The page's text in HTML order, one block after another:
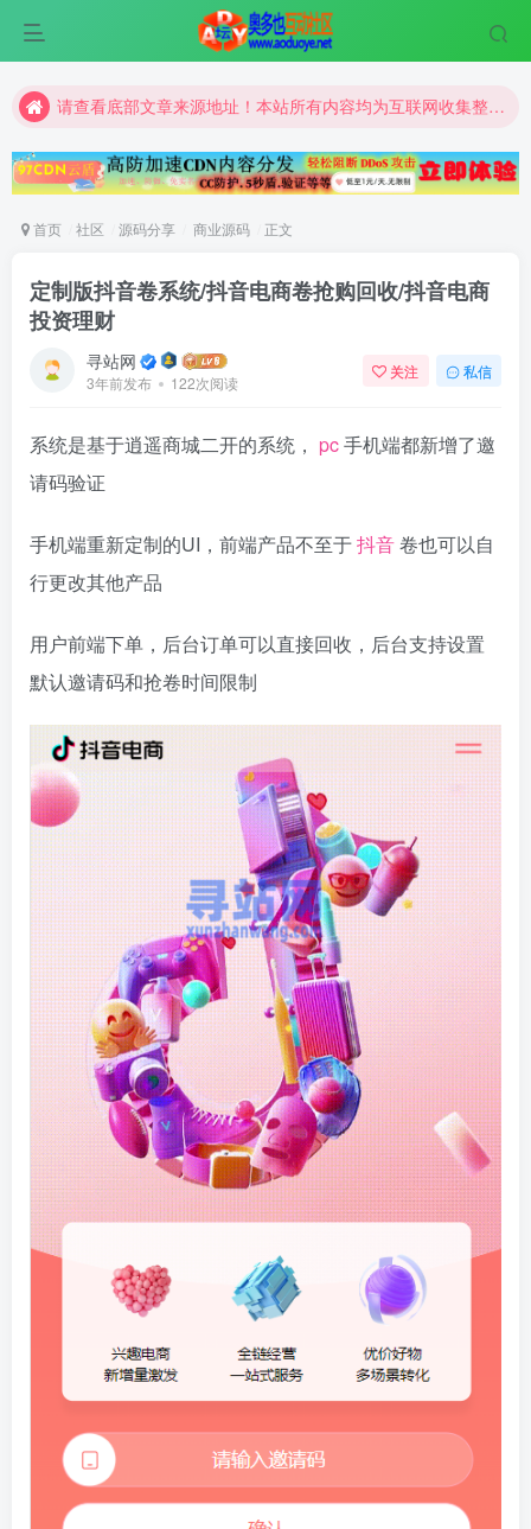
请查看底部文章来源地址！本站所有内容均为互联网收集整理和网友上传。仅限于学习研究，切勿用于商业用途。
请查看底部文章来源地址！本站所有内容均为互联网收集整理和网友上传。仅限于学习研究，切勿用于商业用途。
请查看底部文章来源地址！本站所有内容均为互联网收集整理和网友上传。仅限于学习研究，切勿用于商业用途。
首页 社区 源码分享 商业源码 正文
定制版抖音卷系统/抖音电商卷抢购回收/抖音电商
投资理财
寻站网
3年前发布 122次阅读
关注 私信
系统是基于逍遥商城二开的系统， pc手机端都新增了邀
请码验证
手机端重新定制的UI，前端产品不至于抖音卷也可以自
行更改其他产品
用户前端下单，后台订单可以直接回收，后台支持设置
默认邀请码和抢卷时间限制